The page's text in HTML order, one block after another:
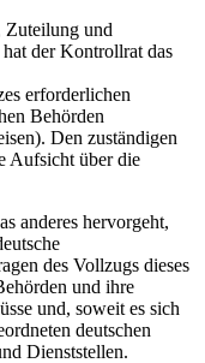
Zuteilung und
der Kontrollrat das
erforderlichen
Behörden
Den zuständigen
Aufsicht über die
anderes hervorgeht,
des Vollzugs dieses
und ihre
und, soweit es sich
deutschen
Dienststellen.